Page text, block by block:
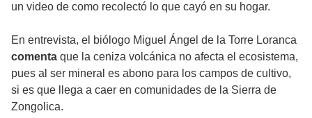
un video de como recolectó lo que cayó en su hogar.
En entrevista, el biólogo Miguel Ángel de la Torre Loranca
comenta que la ceniza volcánica no afecta el ecosistema,
pues al ser mineral es abono para los campos de cultivo,
si es que llega a caer en comunidades de la Sierra de
Zongolica.